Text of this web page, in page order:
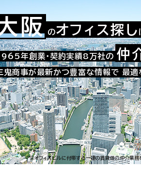
お問い合わせ番号：009-
恵美須西1-2-5
阪 のオフィス探し
年創業・契約実績8万社の 仲
鬼商事が最新かつ豊富な情報で 最適
※オフィスビルに付帯する一連の賃貸借の仲介業